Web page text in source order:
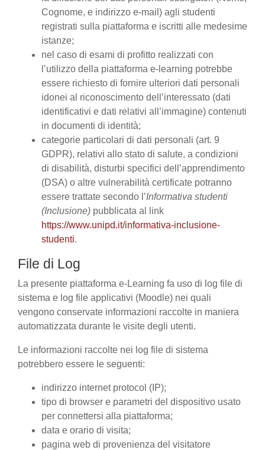
Cognome, e indirizzo e-mail) agli studenti
registrati sulla piattaforma e iscritti alle medesime
istanze;
nel caso di esami di profitto realizzati con
l’utilizzo della piattaforma e-learning potrebbe
essere richiesto di fornire ulteriori dati personali
idonei al riconoscimento dell’interessato (dati
identificativi e dati relativi all’immagine) contenuti
in documenti di identità;
categorie particolari di dati personali (art. 9
GDPR), relativi allo stato di salute, a condizioni
di disabilità, disturbi specifici dell’apprendimento
(DSA) o altre vulnerabilità certificate potranno
essere trattate secondo l’Informativa studenti
(Inclusione) pubblicata al link
https://www.unipd.it/informativa-inclusione-
studenti.
File di Log
La presente piattaforma e-Learning fa uso di log file di
sistema e log file applicativi (Moodle) nei quali
vengono conservate informazioni raccolte in maniera
automatizzata durante le visite degli utenti.
Le informazioni raccolte nei log file di sistema
potrebbero essere le seguenti:
indirizzo internet protocol (IP);
tipo di browser e parametri del dispositivo usato
per connettersi alla piattaforma;
data e orario di visita;
pagina web di provenienza del visitatore